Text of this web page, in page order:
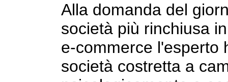
Alla domanda del
società più rinchiusa
e-commerce l'esperto
società costretta a